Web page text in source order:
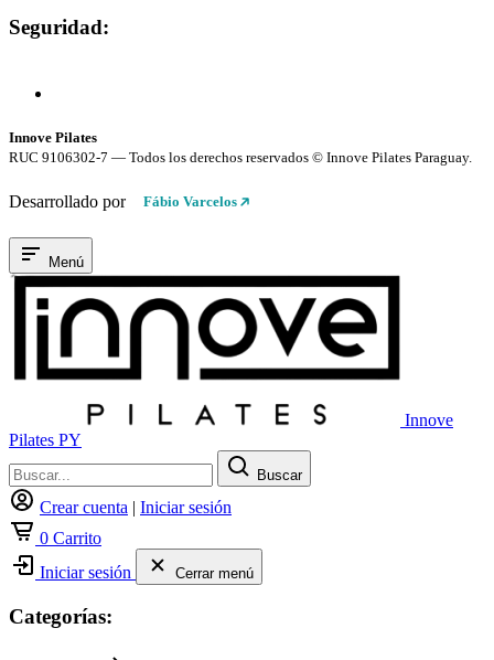
Seguridad:
Innove Pilates
RUC 9106302-7 — Todos los derechos reservados © Innove Pilates Paraguay.
Desarrollado por Fábio Varcelos
Menú
Innove
Pilates PY
Buscar
Crear cuenta | Iniciar sesión
0 Carrito
Iniciar sesión
Cerrar menú
Categorías: